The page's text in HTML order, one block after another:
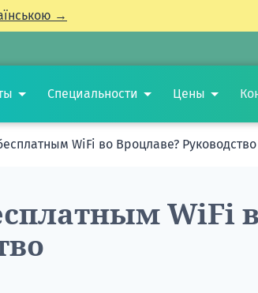
→
Специальности Цены
WiFi во Вроцлаве?
WiFi